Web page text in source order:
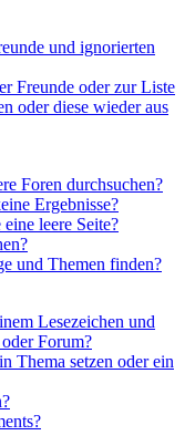
und ignorierten
Freunde oder zur Liste
oder diese wieder aus
Foren durchsuchen?
Ergebnisse?
leere Seite?
und Themen finden?
Lesezeichen und
Forum?
Thema setzen oder ein